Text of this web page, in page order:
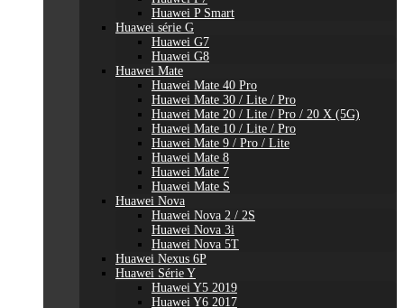
Huawei P Smart
Huawei série G
Huawei G7
Huawei G8
Huawei Mate
Huawei Mate 40 Pro
Huawei Mate 30 / Lite / Pro
Huawei Mate 20 / Lite / Pro / 20 X (5G)
Huawei Mate 10 / Lite / Pro
Huawei Mate 9 / Pro / Lite
Huawei Mate 8
Huawei Mate 7
Huawei Mate S
Huawei Nova
Huawei Nova 2 / 2S
Huawei Nova 3i
Huawei Nova 5T
Huawei Nexus 6P
Huawei Série Y
Huawei Y5 2019
Huawei Y6 2017